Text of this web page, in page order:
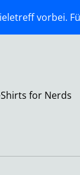
vorbei.
Shirts for Nerds